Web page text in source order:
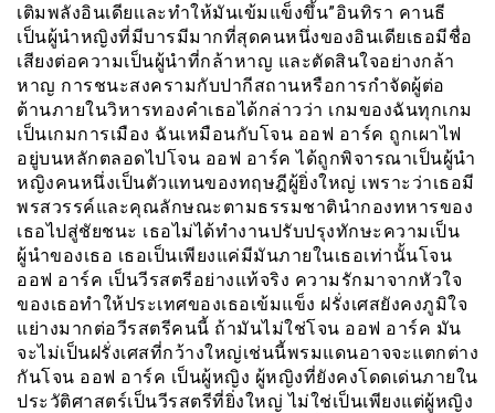
เติมพลังอินเดียเเละทำให้มันเข้มแข็งขึ้น”อินทิรา คานธี
เป็นผู้นำหญิงที่มีบารมีมากที่สุดคนหนึ่งของอินเดียเธอมีชื่อ
เสียงต่อความเป็นผู้นำที่กล้าหาญ และตัดสินใจอย่างกล้า
หาญ การชนะสงครามกับปากีสถานหรือการกำจัดผู้ต่อ
ต้านภายในวิหารทองคำเธอได้กล่าวว่า เกมของฉันทุกเกม
เป็นเกมการเมือง ฉันเหมือนกับโจน ออฟ อาร์ค ถูกเผาไฟ
อยู่บนหลักตลอดไปโจน ออฟ อาร์ค ได้ถูกพิจารณาเป็นผู้นำ
หญิงคนหนึ่งเป็นตัวแทนของทฤษฎีผู้ยิ่งใหญ่ เพราะว่าเธอมี
พรสวรรค์และคุณลักษณะตามธรรมชาตินำกองทหารของ
เธอไปสู่ชัยชนะ เธอไม่ได้ทำงานปรับปรุงทักษะความเป็น
ผู้นำของเธอ เธอเป็นเพียงแค่มีมันภายในเธอเท่านั้นโจน
ออฟ อาร์ค เป็นวีรสตรีอย่างแท้จริง ความรักมาจากหัวใจ
ของเธอทำให้ประเทศของเธอเข้มแข็ง ฝรั่งเศสยังคงภูมิใจ
แย่างมากต่อวีรสตรีคนนี้ ถ้ามันไม่ใช่โจน ออฟ อาร์ค มัน
จะไม่เป็นฝรั่งเศสที่กว้างใหญ่เช่นนี้พรมแดนอาจจะแตกต่าง
กันโจน ออฟ อาร์ค เป็นผู้หญิง ผู้หญิงที่ยังคงโดดเด่นภายใน
ประวัติศาสตร์เป็นวีรสตรีที่ยิ่งใหญ่ ไม่ใช่เป็นเพียงแต่ผู้หญิง